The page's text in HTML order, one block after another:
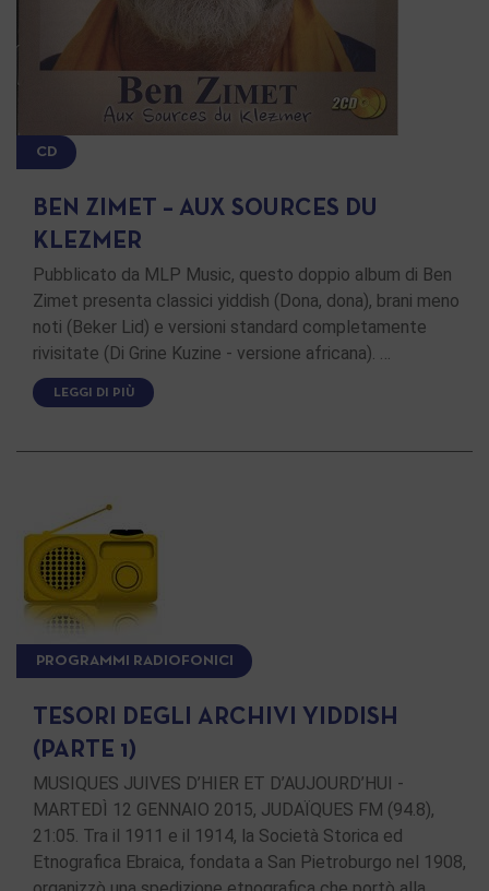
CD
BEN ZIMET – AUX SOURCES DU
KLEZMER
Pubblicato da MLP Music, questo doppio album di Ben
Zimet presenta classici yiddish (Dona, dona), brani meno
noti (Beker Lid) e versioni standard completamente
rivisitate (Di Grine Kuzine - versione africana). …
LEGGI DI PIÙ
PROGRAMMI RADIOFONICI
TESORI DEGLI ARCHIVI YIDDISH
(PARTE 1)
MUSIQUES JUIVES D’HIER ET D’AUJOURD’HUI -
MARTEDÌ 12 GENNAIO 2015, JUDAÏQUES FM (94.8),
21:05. Tra il 1911 e il 1914, la Società Storica ed
Etnografica Ebraica, fondata a San Pietroburgo nel 1908,